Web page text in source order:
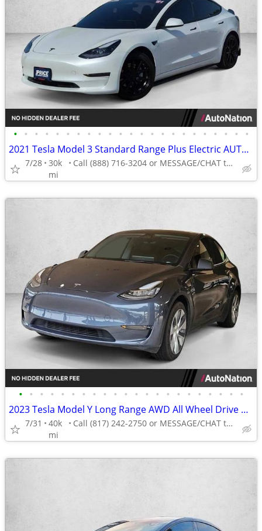
• • • • • • • • • • • • • • • • • • • • • • •
2021 Tesla Model 3 Standard Range Plus Electric AUTONATION
7/28 30k
mi
Call (888) 716-3204 or MESSAGE/CHAT to confirm availability
• • • • • • • • • • • • • • • • • • • • • •
2023 Tesla Model Y Long Range AWD All Wheel Drive SUV Electric AUTONATION
7/31
40k
mi
Call (817) 242-2750 or MESSAGE/CHAT to confirm availability